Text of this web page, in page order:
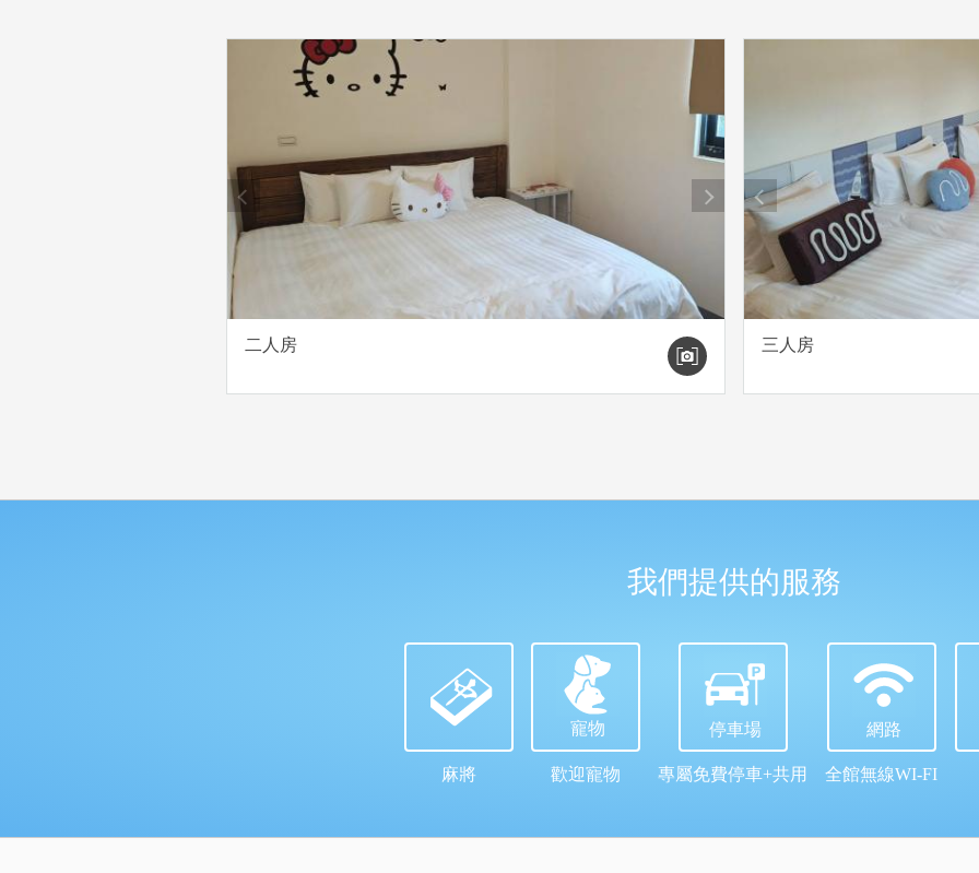
prev next
二人房
prev
三人房
我們提供的服務
麻將
寵物
歡迎寵物
停車場
專屬免費停車+共用
網路
全館無線WI-FI